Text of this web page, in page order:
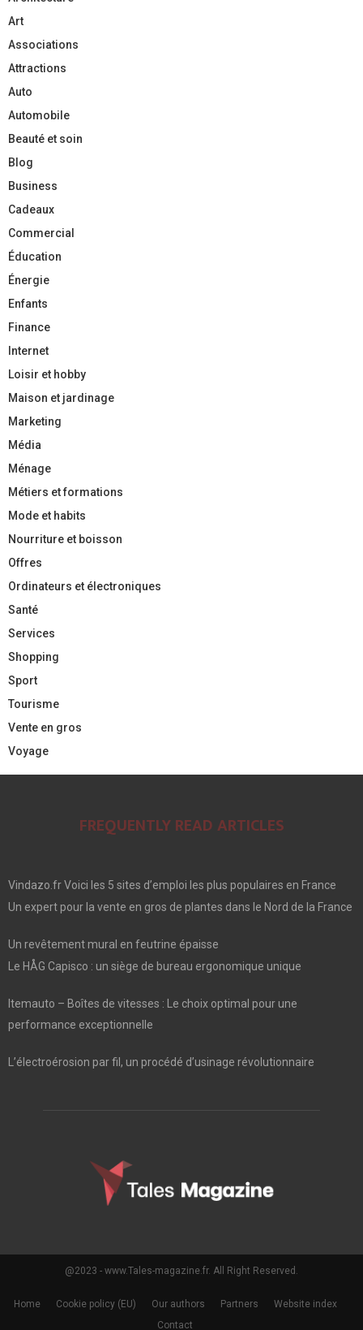
Art
Associations
Attractions
Auto
Automobile
Beauté et soin
Blog
Business
Cadeaux
Commercial
Éducation
Énergie
Enfants
Finance
Internet
Loisir et hobby
Maison et jardinage
Marketing
Média
Ménage
Métiers et formations
Mode et habits
Nourriture et boisson
Offres
Ordinateurs et électroniques
Santé
Services
Shopping
Sport
Tourisme
Vente en gros
Voyage
FREQUENTLY READ ARTICLES
Vindazo.fr Voici les 5 sites d’emploi les plus populaires en France
Un expert pour la vente en gros de plantes dans le Nord de la France
Un revêtement mural en feutrine épaisse
Le HÅG Capisco : un siège de bureau ergonomique unique
Itemauto – Boîtes de vitesses : Le choix optimal pour une
performance exceptionnelle
L’électroérosion par fil, un procédé d’usinage révolutionnaire
@2023 - www.Tales-magazine.fr. All Right Reserved.
Home Cookie policy (EU) Our authors Partners
Website index
Contact